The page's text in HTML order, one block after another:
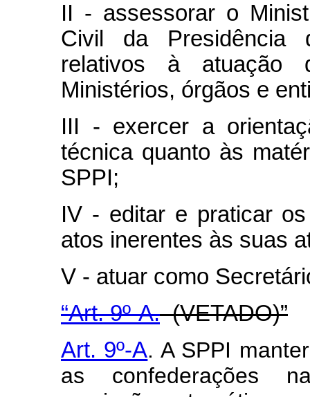
II - assessorar o
Civil da Presidência
relativos à atuação
Ministérios, órgãos e
III - exercer a
técnica quanto às
SPPI;
IV - editar e praticar
atos inerentes às suas
V - atuar como
“Art. 9º-A.(VETADO)”
Art. 9º-A. A SPPI
as confederações